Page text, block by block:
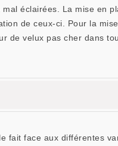
éclairées. La mise en
de ceux-ci. Pour la
de velux pas cher dans
fait face aux différentes